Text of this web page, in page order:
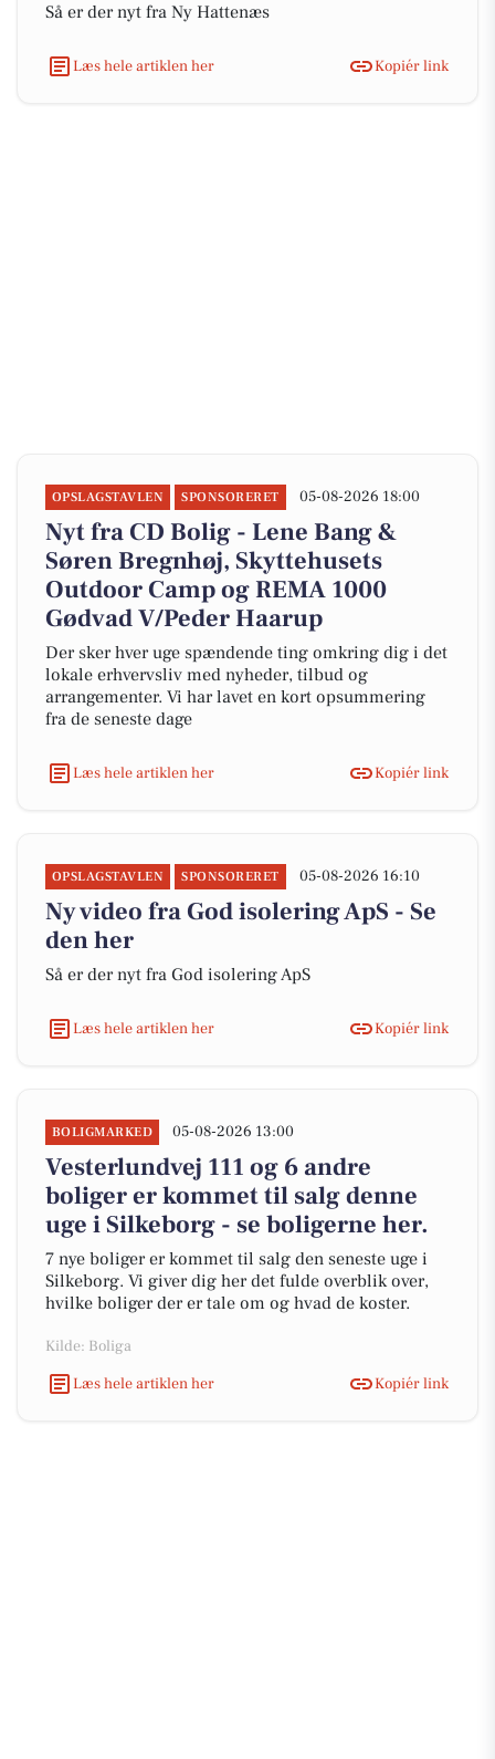
Så er der nyt fra Ny Hattenæs
Læs hele artiklen her Kopiér link
OPSLAGSTAVLEN SPONSORERET 05-08-2026 18:00
Nyt fra CD Bolig - Lene Bang &
Søren Bregnhøj, Skyttehusets
Outdoor Camp og REMA 1000
Gødvad V/Peder Haarup
Der sker hver uge spændende ting omkring dig i det
lokale erhvervsliv med nyheder, tilbud og
arrangementer. Vi har lavet en kort opsummering
fra de seneste dage
Læs hele artiklen her Kopiér link
OPSLAGSTAVLEN SPONSORERET 05-08-2026 16:10
Ny video fra God isolering ApS - Se
den her
Så er der nyt fra God isolering ApS
Læs hele artiklen her Kopiér link
BOLIGMARKED 05-08-2026 13:00
Vesterlundvej 111 og 6 andre
boliger er kommet til salg denne
uge i Silkeborg - se boligerne her.
7 nye boliger er kommet til salg den seneste uge i
Silkeborg. Vi giver dig her det fulde overblik over,
hvilke boliger der er tale om og hvad de koster.
Kilde: Boliga
Læs hele artiklen her
Kopiér link